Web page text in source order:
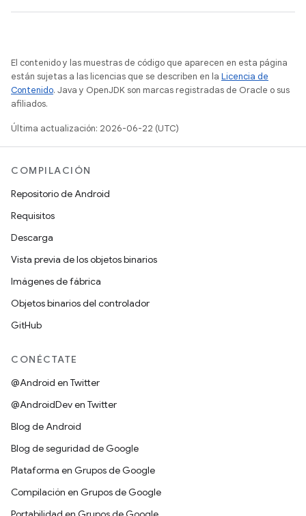
El contenido y las muestras de código que aparecen en esta página
están sujetas a las licencias que se describen en la Licencia de
Contenido. Java y OpenJDK son marcas registradas de Oracle o sus
afiliados.
Última actualización: 2026-06-22 (UTC)
COMPILACIÓN
Repositorio de Android
Requisitos
Descarga
Vista previa de los objetos binarios
Imágenes de fábrica
Objetos binarios del controlador
GitHub
CONÉCTATE
@Android en Twitter
@AndroidDev en Twitter
Blog de Android
Blog de seguridad de Google
Plataforma en Grupos de Google
Compilación en Grupos de Google